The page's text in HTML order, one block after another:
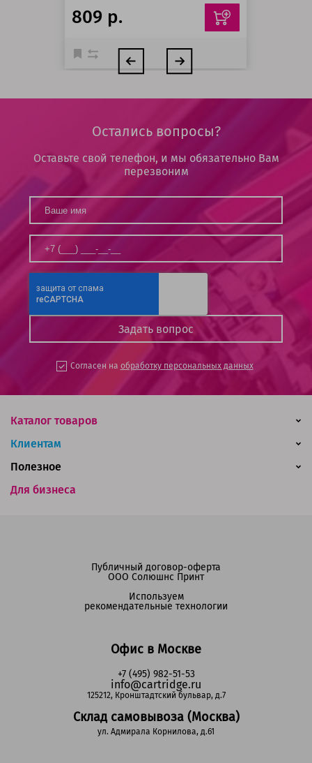
809 р.
Остались вопросы?
Оставьте свой телефон, и мы обязательно Вам
перезвоним
Согласен на обработку персональных данных
Каталог товаров
Клиентам
Для бизнеса
Полезное
Офис в Москве
+7 (495) 982-51-53
info@cartridge.ru
125212, Кронштадтский бульвар, д.7
Склад самовывоза (Москва)
ул. Адмирала Корнилова, д.61
Публичный договор-оферта
ООО Солюшнс Принт
Используем
рекомендательные технологии